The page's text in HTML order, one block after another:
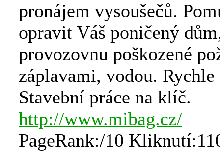
pronájem vysoušečů.
opravit Váš poničený
provozovnu poškozené
záplavami, vodou.
Stavební práce na klíč.
http://www.mibag.cz/
PageRank:/10